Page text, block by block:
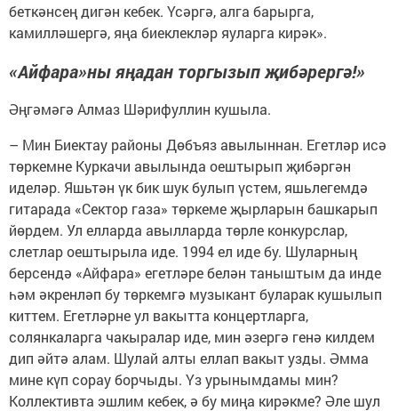
беткәнсең дигән кебек. Үсәргә, алга барырга,
камилләшергә, яңа биеклекләр яуларга кирәк».
«Айфара»ны яңадан торгызып җибәрергә!»
Әңгәмәгә Алмаз Шәрифуллин кушыла.
– Мин Биектау районы Дөбъяз авылыннан. Егетләр исә
төркемне Куркачи авылында оештырып җибәргән
иделәр. Яшьтән үк бик шук булып үстем, яшьлегемдә
гитарада «Сектор газа» төркеме җырларын башкарып
йөрдем. Ул елларда авылларда төрле конкурслар,
слетлар оештырыла иде. 1994 ел иде бу. Шуларның
берсендә «Айфара» егетләре белән таныштым да инде
һәм әкренләп бу төркемгә музыкант буларак кушылып
киттем. Егетләрне ул вакытта концертларга,
солянкаларга чакыралар иде, мин әзергә генә килдем
дип әйтә алам. Шулай алты еллап вакыт узды. Әмма
мине күп сорау борчыды. Үз урынымдамы мин?
Коллективта эшлим кебек, ә бу миңа кирәкме? Әле шул